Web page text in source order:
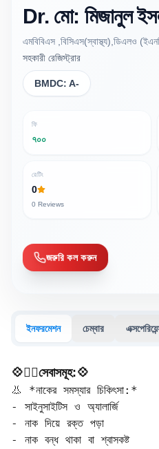
Dr. মো: মিজানুল
এমবিবিএস ,বিসিএস(স্বাস্থ্য),ডিএলও
সহকারী রেজিস্ট্রার
BMDC: A-
ফি
৭০০
রেটিং
0
0 Reviews
জরুরি কল করুন
ইনফরমেশন চেম্বার
💠🧑‍⚕️সেবাসমূহ:💠
👃 *নাকের সমস্যার চিকিৎসা:*
- সাইনুসাইটিস ও অ্যালার্জি
- নাক দিয়ে রক্ত পড়া
- নাক বন্ধ থাকা বা শ্বাসকষ্ট